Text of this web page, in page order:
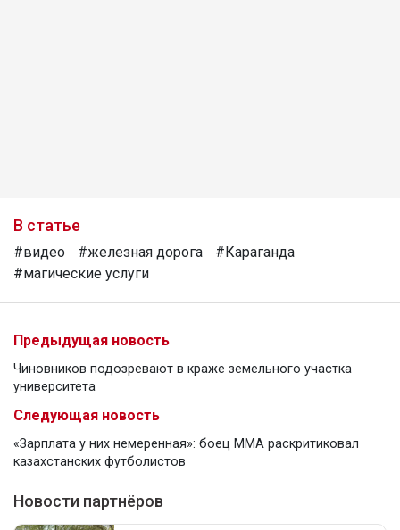
В статье
#видео #железная дорога
#Караганда
#магические услуги
Предыдущая новость
Чиновников подозревают в краже земельного участка
университета
Следующая новость
«Зарплата у них немеренная»: боец ММА раскритиковал
казахстанских футболистов